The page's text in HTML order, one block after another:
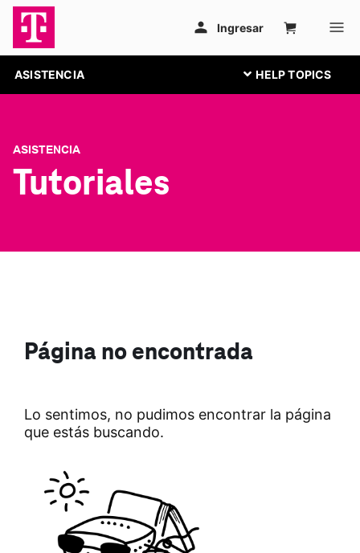
ASISTENCIA
ASISTENCIA
Tutoriales